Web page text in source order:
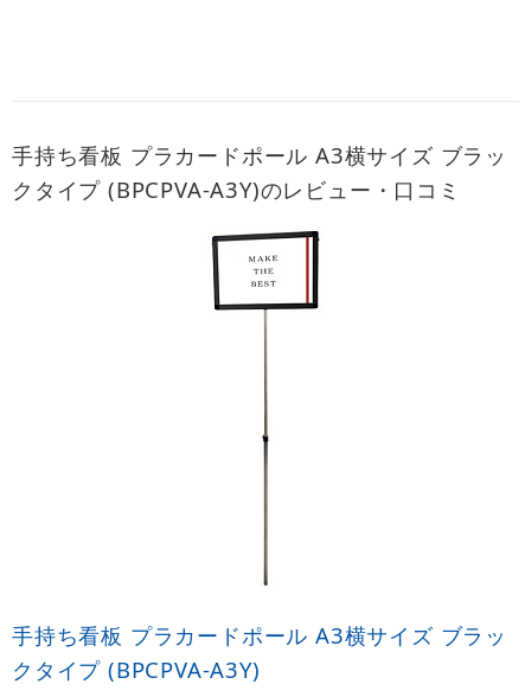
手持ち看板 プラカードポール A3横サイズ ブラッ
クタイプ (BPCPVA-A3Y)のレビュー・口コミ
手持ち看板 プラカードポール A3横サイズ ブラッ
クタイプ (BPCPVA-A3Y)